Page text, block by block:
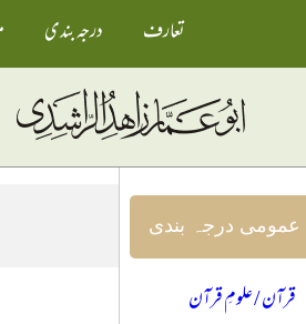
تعارف درجہ بندی
عمومی درجہ بندی
قرآن / علومِ قرآن